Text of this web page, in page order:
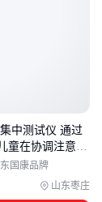
山东枣庄
中测试仪 通过
童在协调注意的
国康品牌